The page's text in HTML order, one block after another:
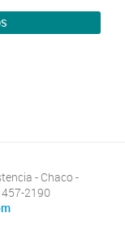
- Chaco -
457-2190